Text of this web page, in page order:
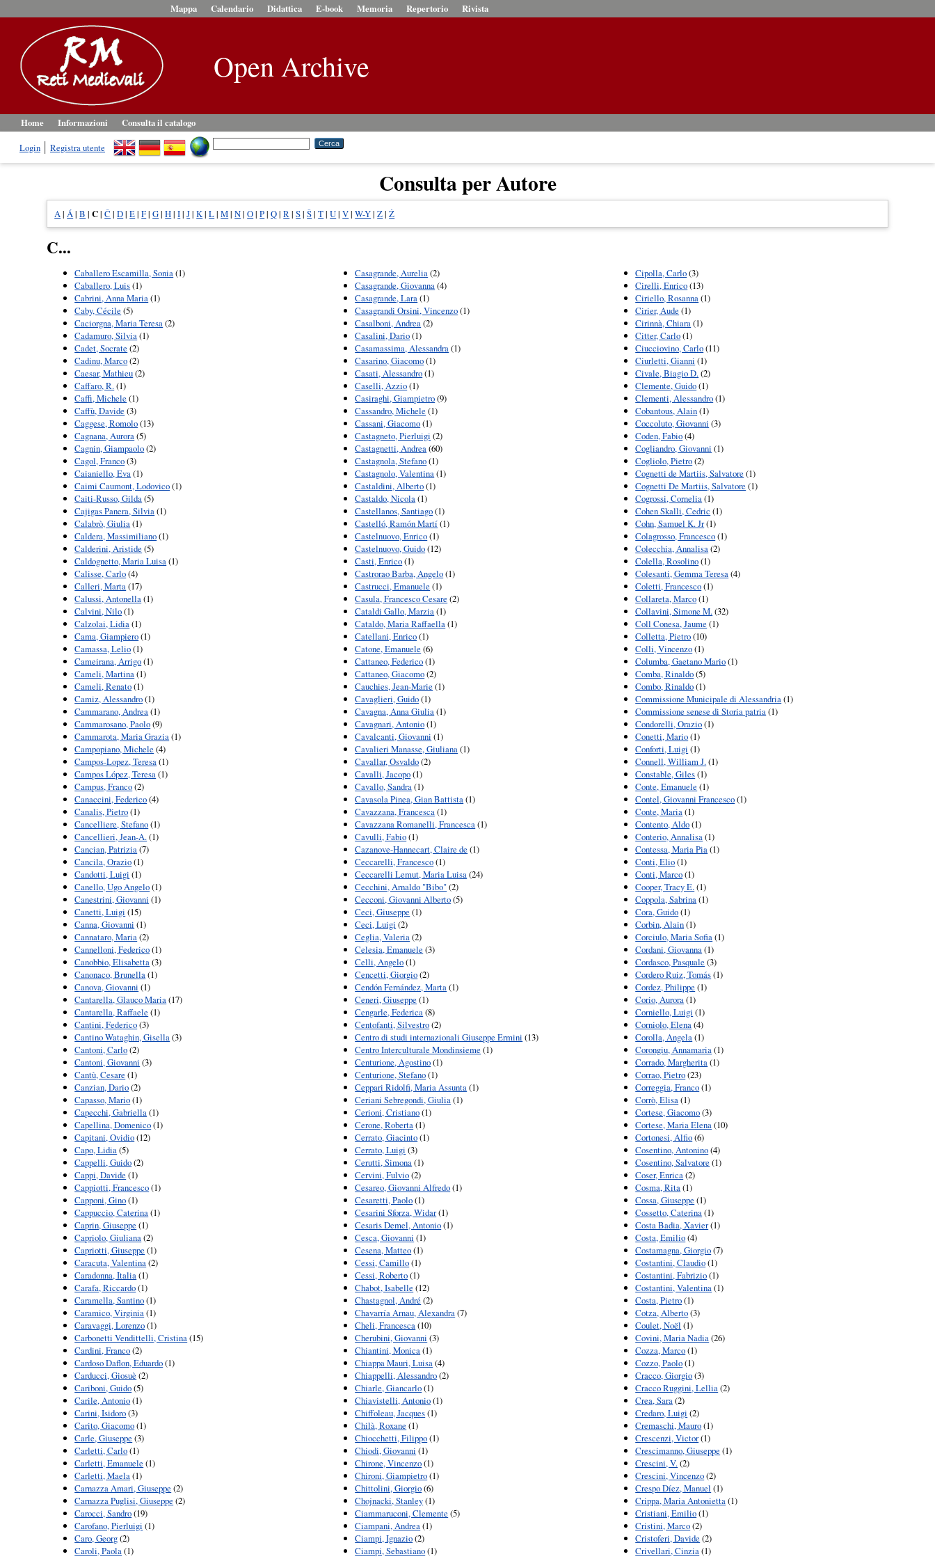
Mappa Calendario Didattica E-book Memoria Repertorio Rivista
Open Archive
Home Informazioni
Consulta il catalogo
Login
Registra utente
Consulta per Autore
A|Á|B |C|Č |D|E|F|G|H|I|J|K|L|M|N|O|P|Q|R|S|Š|T|U|V|W-Y|Z|Ż
C...
Caballero Escamilla, Sonia(1)
Caballero, Luis(1)
Cabrini, Anna Maria(1)
Caby, Cécile (5)
Caciorgna, Maria Teresa(2)
Cadamuro, Silvia(1)
Cadet, Socrate (2)
Cadinu, Marco(2)
Caesar, Mathieu(2)
Caffaro, R.(1)
Caffi, Michele (1)
Caffù, Davide (3)
Caggese, Romolo(13)
Cagnana, Aurora(5)
Cagnin, Giampaolo(2)
Cagol, Franco(3)
Caianiello, Eva(1)
Caimi Caumont, Lodovico(1)
Caiti-Russo, Gilda(5)
Cajigas Panera, Silvia(1)
Calabrò, Giulia(1)
Caldera, Massimiliano(1)
Calderini, Aristide (5)
Caldognetto, Maria Luisa(1)
Calisse, Carlo(4)
Calleri, Marta(17)
Calussi, Antonella(1)
Calvini, Nilo(1)
Calzolai, Lidia(1)
Cama, Giampiero(1)
Camassa, Lelio(1)
Cameirana, Arrigo(1)
Cameli, Martina(1)
Cameli, Renato(1)
Camiz, Alessandro(1)
Cammarano, Andrea(1)
Cammarosano, Paolo(9)
Cammarota, Maria Grazia(1)
Campopiano, Michele (4)
Campos-Lopez, Teresa(1)
Campos López, Teresa(1)
Campus, Franco(2)
Canaccini, Federico(4)
Canalis, Pietro(1)
Cancelliere, Stefano(1)
Cancellieri, Jean-A.(1)
Cancian, Patrizia(7)
Cancila, Orazio(1)
Candotti, Luigi (1)
Canello, Ugo Angelo(1)
Canestrini, Giovanni (1)
Canetti, Luigi (15)
Canna, Giovanni (1)
Cannataro, Maria(2)
Cannelloni, Federico(1)
Canobbio, Elisabetta(3)
Canonaco, Brunella(1)
Canova, Giovanni (1)
Cantarella, Glauco Maria(17)
Cantarella, Raffaele (1)
Cantini, Federico(3)
Cantino Wataghin, Gisella(3)
Cantoni, Carlo(2)
Cantoni, Giovanni (3)
Cantù, Cesare (1)
Canzian, Dario(2)
Capasso, Mario(1)
Capecchi, Gabriella(1)
Capellina, Domenico(1)
Capitani, Ovidio(12)
Capo, Lidia(5)
Cappelli, Guido(2)
Cappi, Davide (1)
Cappiotti, Francesco(1)
Capponi, Gino(1)
Cappuccio, Caterina(1)
Caprin, Giuseppe (1)
Capriolo, Giuliana(2)
Capriotti, Giuseppe (1)
Caracuta, Valentina(2)
Caradonna, Italia(1)
Carafa, Riccardo(1)
Caramella, Santino(1)
Caramico, Virginia(1)
Caravaggi, Lorenzo(1)
Carbonetti Vendittelli, Cristina(15)
Cardini, Franco(2)
Cardoso Daflon, Eduardo(1)
Carducci, Giosuè (2)
Cariboni, Guido(5)
Carile, Antonio(1)
Carini, Isidoro(3)
Carito, Giacomo(1)
Carle, Giuseppe (3)
Carletti, Carlo(1)
Carletti, Emanuele (1)
Carletti, Maela(1)
Carnazza Amari, Giuseppe (2)
Carnazza Puglisi, Giuseppe (2)
Carocci, Sandro(19)
Carofano, Pierluigi (1)
Caro, Georg(2)
Caroli, Paola(1)
Casagrande, Aurelia(2)
Casagrande, Giovanna(4)
Casagrande, Lara(1)
Casagrandi Orsini, Vincenzo(1)
Casalboni, Andrea(2)
Casalini, Dario(1)
Casamassima, Alessandra(1)
Casarino, Giacomo(1)
Casati, Alessandro(1)
Caselli, Azzio(1)
Casiraghi, Giampietro(9)
Cassandro, Michele (1)
Cassani, Giacomo(1)
Castagneto, Pierluigi (2)
Castagnetti, Andrea(60)
Castagnola, Stefano(1)
Castagnolo, Valentina(1)
Castaldini, Alberto(1)
Castaldo, Nicola(1)
Castellanos, Santiago(1)
Castelló, Ramón Martí(1)
Castelnuovo, Enrico(1)
Castelnuovo, Guido(12)
Casti, Enrico(1)
Castrorao Barba, Angelo(1)
Castrucci, Emanuele (1)
Casula, Francesco Cesare (2)
Cataldi Gallo, Marzia(1)
Cataldo, Maria Raffaella(1)
Catellani, Enrico(1)
Catone, Emanuele (6)
Cattaneo, Federico(1)
Cattaneo, Giacomo(2)
Cauchies, Jean-Marie (1)
Cavaglieri, Guido(1)
Cavagna, Anna Giulia(1)
Cavagnari, Antonio(1)
Cavalcanti, Giovanni (1)
Cavalieri Manasse, Giuliana(1)
Cavallar, Osvaldo(2)
Cavalli, Jacopo(1)
Cavallo, Sandra(1)
Cavasola Pinea, Gian Battista(1)
Cavazzana, Francesca(1)
Cavazzana Romanelli, Francesca(1)
Cavulli, Fabio(1)
Cazanove-Hannecart, Claire de (1)
Ceccarelli, Francesco(1)
Ceccarelli Lemut, Maria Luisa(24)
Cecchini, Arnaldo "Bibo"(2)
Cecconi, Giovanni Alberto(5)
Ceci, Giuseppe (1)
Ceci, Luigi (2)
Ceglia, Valeria(2)
Celesia, Emanuele (3)
Celli, Angelo(1)
Cencetti, Giorgio(2)
Cendón Fernández, Marta(1)
Ceneri, Giuseppe (1)
Cengarle, Federica(8)
Centofanti, Silvestro(2)
Centro di studi internazionali Giuseppe Ermini (13)
Centro Interculturale Mondinsieme (1)
Centurione, Agostino(1)
Centurione, Stefano(1)
Ceppari Ridolfi, Maria Assunta(1)
Ceriani Sebregondi, Giulia(1)
Cerioni, Cristiano(1)
Cerone, Roberta(1)
Cerrato, Giacinto(1)
Cerrato, Luigi (3)
Cerutti, Simona(1)
Cervini, Fulvio(2)
Cesareo, Giovanni Alfredo(1)
Cesaretti, Paolo(1)
Cesarini Sforza, Widar(1)
Cesaris Demel, Antonio(1)
Cesca, Giovanni (1)
Cesena, Matteo(1)
Cessi, Camillo(1)
Cessi, Roberto(1)
Chabot, Isabelle (12)
Chastagnol, André (2)
Chavarría Arnau, Alexandra(7)
Cheli, Francesca(10)
Cherubini, Giovanni (3)
Chiantini, Monica(1)
Chiappa Mauri, Luisa(4)
Chiappelli, Alessandro(2)
Chiarle, Giancarlo(1)
Chiavistelli, Antonio(1)
Chiffoleau, Jacques(1)
Chilà, Roxane (1)
Chiocchetti, Filippo(1)
Chiodi, Giovanni (1)
Chirone, Vincenzo(1)
Chironi, Giampietro(1)
Chittolini, Giorgio(6)
Chojnacki, Stanley(1)
Ciammaruconi, Clemente (5)
Ciampani, Andrea(1)
Ciampi, Ignazio(2)
Ciampi, Sebastiano(1)
Cipolla, Carlo(3)
Cirelli, Enrico(13)
Ciriello, Rosanna(1)
Cirier, Aude (1)
Cirinnà, Chiara(1)
Citter, Carlo(1)
Ciucciovino, Carlo(11)
Ciurletti, Gianni (1)
Civale, Biagio D.(2)
Clemente, Guido(1)
Clementi, Alessandro(1)
Cobantous, Alain(1)
Coccoluto, Giovanni (3)
Coden, Fabio(4)
Cogliandro, Giovanni (1)
Cogliolo, Pietro(2)
Cognetti de Martiis, Salvatore (1)
Cognetti De Martiis, Salvatore (1)
Cogrossi, Cornelia(1)
Cohen Skalli, Cedric (1)
Cohn, Samuel K. Jr(1)
Colagrosso, Francesco(1)
Colecchia, Annalisa(2)
Colella, Rosolino(1)
Colesanti, Gemma Teresa(4)
Coletti, Francesco(1)
Collareta, Marco(1)
Collavini, Simone M.(32)
Coll Conesa, Jaume (1)
Colletta, Pietro(10)
Colli, Vincenzo(1)
Columba, Gaetano Mario(1)
Comba, Rinaldo(5)
Combo, Rinaldo(1)
Commissione Municipale di Alessandria(1)
Commissione senese di Storia patria(1)
Condorelli, Orazio(1)
Conetti, Mario(1)
Conforti, Luigi (1)
Connell, William J.(1)
Constable, Giles(1)
Conte, Emanuele (1)
Contel, Giovanni Francesco(1)
Conte, Maria(1)
Contento, Aldo(1)
Conterio, Annalisa(1)
Contessa, Maria Pia(1)
Conti, Elio(1)
Conti, Marco(1)
Cooper, Tracy E.(1)
Coppola, Sabrina(1)
Cora, Guido(1)
Corbin, Alain(1)
Corciulo, Maria Sofia(1)
Cordani, Giovanna(1)
Cordasco, Pasquale (3)
Cordero Ruiz, Tomás(1)
Cordez, Philippe (1)
Corio, Aurora(1)
Corniello, Luigi (1)
Corniolo, Elena(4)
Corolla, Angela(1)
Corongiu, Annamaria(1)
Corrado, Margherita(1)
Corrao, Pietro(23)
Correggia, Franco(1)
Corrò, Elisa(1)
Cortese, Giacomo(3)
Cortese, Maria Elena(10)
Cortonesi, Alfio(6)
Cosentino, Antonino(4)
Cosentino, Salvatore (1)
Coser, Enrica(2)
Cosma, Rita(1)
Cossa, Giuseppe (1)
Cossetto, Caterina(1)
Costa Badia, Xavier(1)
Costa, Emilio(4)
Costamagna, Giorgio(7)
Costantini, Claudio(1)
Costantini, Fabrizio(1)
Costantini, Valentina(1)
Costa, Pietro(1)
Cotza, Alberto(3)
Coulet, Noël (1)
Covini, Maria Nadia(26)
Cozza, Marco(1)
Cozzo, Paolo(1)
Cracco, Giorgio(3)
Cracco Ruggini, Lellia(2)
Crea, Sara(2)
Credaro, Luigi (2)
Cremaschi, Mauro(1)
Crescenzi, Victor(1)
Crescimanno, Giuseppe (1)
Crescini, V.(2)
Crescini, Vincenzo(2)
Crespo Díez, Manuel (1)
Crippa, Maria Antonietta(1)
Cristiani, Emilio(1)
Cristini, Marco(2)
Cristoferi, Davide (2)
Crivellari, Cinzia(1)